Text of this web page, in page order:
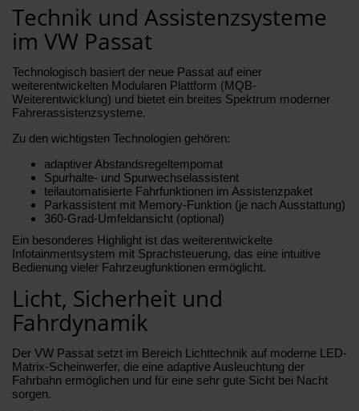
Technik und Assistenzsysteme
im VW Passat
Technologisch basiert der neue Passat auf einer
weiterentwickelten Modularen Plattform (MQB-
Weiterentwicklung) und bietet ein breites Spektrum moderner
Fahrerassistenzsysteme.
Zu den wichtigsten Technologien gehören:
adaptiver Abstandsregeltempomat
Spurhalte- und Spurwechselassistent
teilautomatisierte Fahrfunktionen im Assistenzpaket
Parkassistent mit Memory-Funktion (je nach Ausstattung)
360-Grad-Umfeldansicht (optional)
Ein besonderes Highlight ist das weiterentwickelte
Infotainmentsystem mit Sprachsteuerung, das eine intuitive
Bedienung vieler Fahrzeugfunktionen ermöglicht.
Licht, Sicherheit und
Fahrdynamik
Der VW Passat setzt im Bereich Lichttechnik auf moderne LED-
Matrix-Scheinwerfer, die eine adaptive Ausleuchtung der
Fahrbahn ermöglichen und für eine sehr gute Sicht bei Nacht
sorgen.